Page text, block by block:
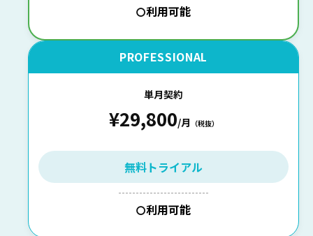
〇利用可能
PROFESSIONAL
単月契約
¥29,800/月 （税抜）
無料トライアル
--------------------------
〇利用可能